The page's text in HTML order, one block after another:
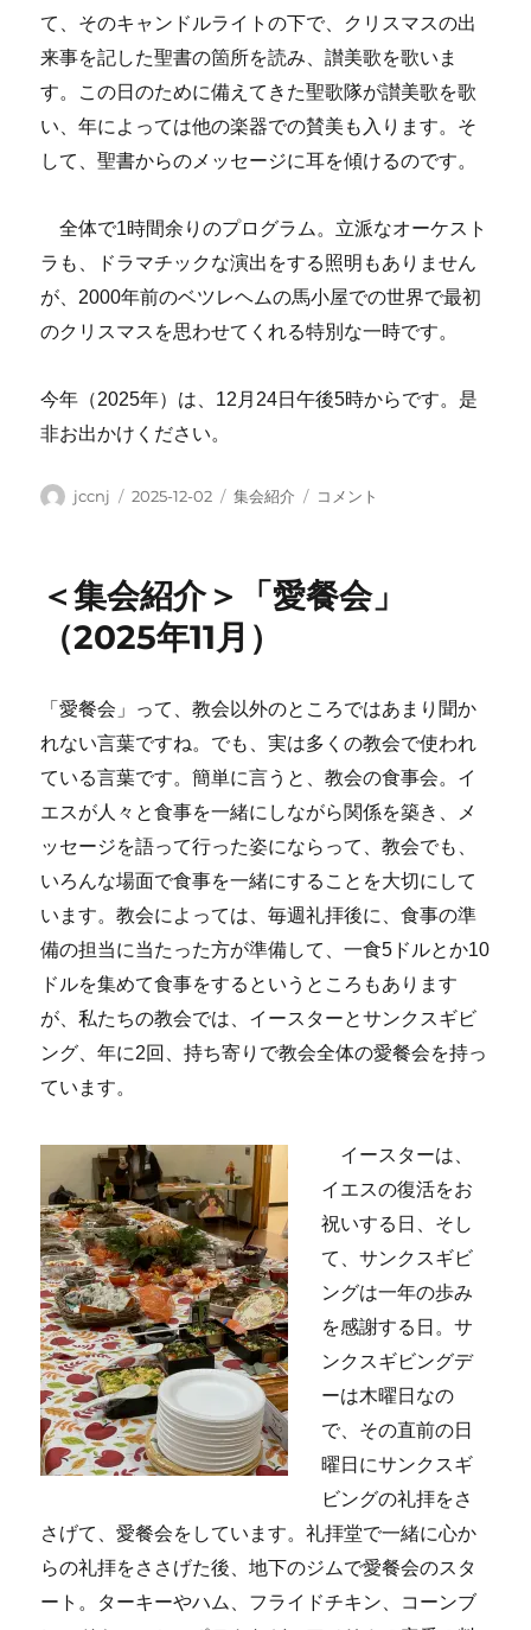
て、そのキャンドルライトの下で、クリスマスの出
来事を記した聖書の箇所を読み、讃美歌を歌いま
す。この日のために備えてきた聖歌隊が讃美歌を歌
い、年によっては他の楽器での賛美も入ります。そ
して、聖書からのメッセージに耳を傾けるのです。
全体で1時間余りのプログラム。立派なオーケスト
ラも、ドラマチックな演出をする照明もありません
が、2000年前のベツレヘムの馬小屋での世界で最初
のクリスマスを思わせてくれる特別な一時です。
今年（2025年）は、12月24日午後5時からです。是
非お出かけください。
投
jccnj
投
2025-12-02
カ
集会紹介
＜
介
＞
マ
ス
イ
ブ・
キ
ャ
ド
ル
ラ
ト
サ
ー
ビ
月
号）
コメント
＜集会紹介＞「愛餐会」
（2025年11月）
「愛餐会」って、教会以外のところではあまり聞か
れない言葉ですね。でも、実は多くの教会で使われ
ている言葉です。簡単に言うと、教会の食事会。イ
エスが人々と食事を一緒にしながら関係を築き、メ
ッセージを語って行った姿にならって、教会でも、
いろんな場面で食事を一緒にすることを大切にして
います。教会によっては、毎週礼拝後に、食事の準
備の担当に当たった方が準備して、一食5ドルとか10
ドルを集めて食事をするというところもあります
が、私たちの教会では、 イースターとサンクスギビ
ング、年に2回、持ち寄りで教会全体の愛餐会を持っ
ています。
イースターは、
イエスの復活をお
祝いする日、そし
て、サンクスギビ
ングは一年の歩み
を感謝する日。サ
ンクスギビングデ
ーは木曜日なの
で、その直前の日
曜日にサンクスギ
ビングの礼拝をさ
さげて、愛餐会をしています。礼拝堂で一緒に心か
らの礼拝をささげた後、地下のジムで愛餐会のスタ
ート。ターキーやハム、フライドチキン、コーンブ